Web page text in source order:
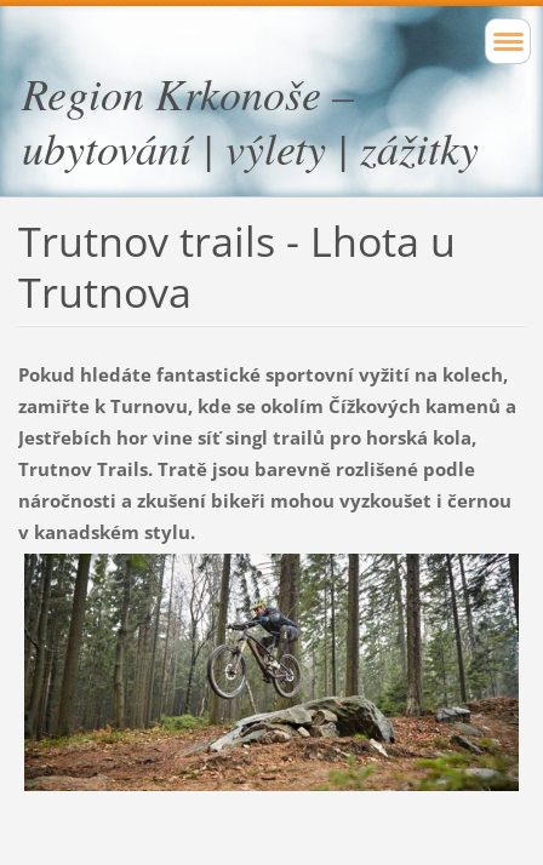
Region Krkonoše –
ubytování | výlety | zážitky
Trutnov trails - Lhota u
Trutnova
Pokud hledáte fantastické sportovní vyžití na kolech,
zamiřte k Turnovu, kde se okolím Čížkových kamenů a
Jestřebích hor vine síť singl trailů pro horská kola,
Trutnov Trails. Tratě jsou barevně rozlišené podle
náročnosti a zkušení bikeři mohou vyzkoušet i černou
v kanadském stylu.